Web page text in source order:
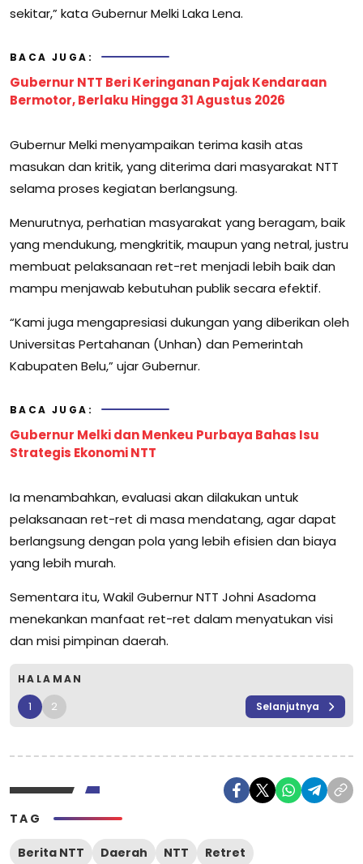
sekitar,” kata Gubernur Melki Laka Lena.
BACA JUGA:
Gubernur NTT Beri Keringanan Pajak Kendaraan
Bermotor, Berlaku Hingga 31 Agustus 2026
Gubernur Melki menyampaikan terima kasih atas
masukan dan kritik, yang diterima dari masyarakat NTT
selama proses kegiatan berlangsung.
Menurutnya, perhatian masyarakat yang beragam, baik
yang mendukung, mengkritik, maupun yang netral, justru
membuat pelaksanaan ret-ret menjadi lebih baik dan
mampu menjawab kebutuhan publik secara efektif.
“Kami juga mengapresiasi dukungan yang diberikan oleh
Universitas Pertahanan (Unhan) dan Pemerintah
Kabupaten Belu,” ujar Gubernur.
BACA JUGA:
Gubernur Melki dan Menkeu Purbaya Bahas Isu
Strategis Ekonomi NTT
Ia menambahkan, evaluasi akan dilakukan untuk
pelaksanaan ret-ret di masa mendatang, agar dapat
berlangsung dengan pola yang lebih efisien dan biaya
yang lebih murah.
Sementara itu, Wakil Gubernur NTT Johni Asadoma
menekankan manfaat ret-ret dalam menyatukan visi
dan misi pimpinan daerah.
HALAMAN
1 2 Selanjutnya
TAG
Berita NTT Daerah NTT Retret